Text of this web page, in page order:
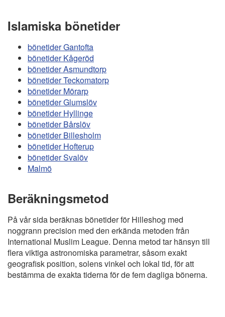
Islamiska bönetider
bönetider Gantofta
bönetider Kågeröd
bönetider Asmundtorp
bönetider Teckomatorp
bönetider Mörarp
bönetider Glumslöv
bönetider Hyllinge
bönetider Bårslöv
bönetider Billesholm
bönetider Hofterup
bönetider Svalöv
Malmö
Beräkningsmetod
På vår sida beräknas bönetider för Hilleshog med
noggrann precision med den erkända metoden från
International Muslim League. Denna metod tar hänsyn till
flera viktiga astronomiska parametrar, såsom exakt
geografisk position, solens vinkel och lokal tid, för att
bestämma de exakta tiderna för de fem dagliga bönerna.